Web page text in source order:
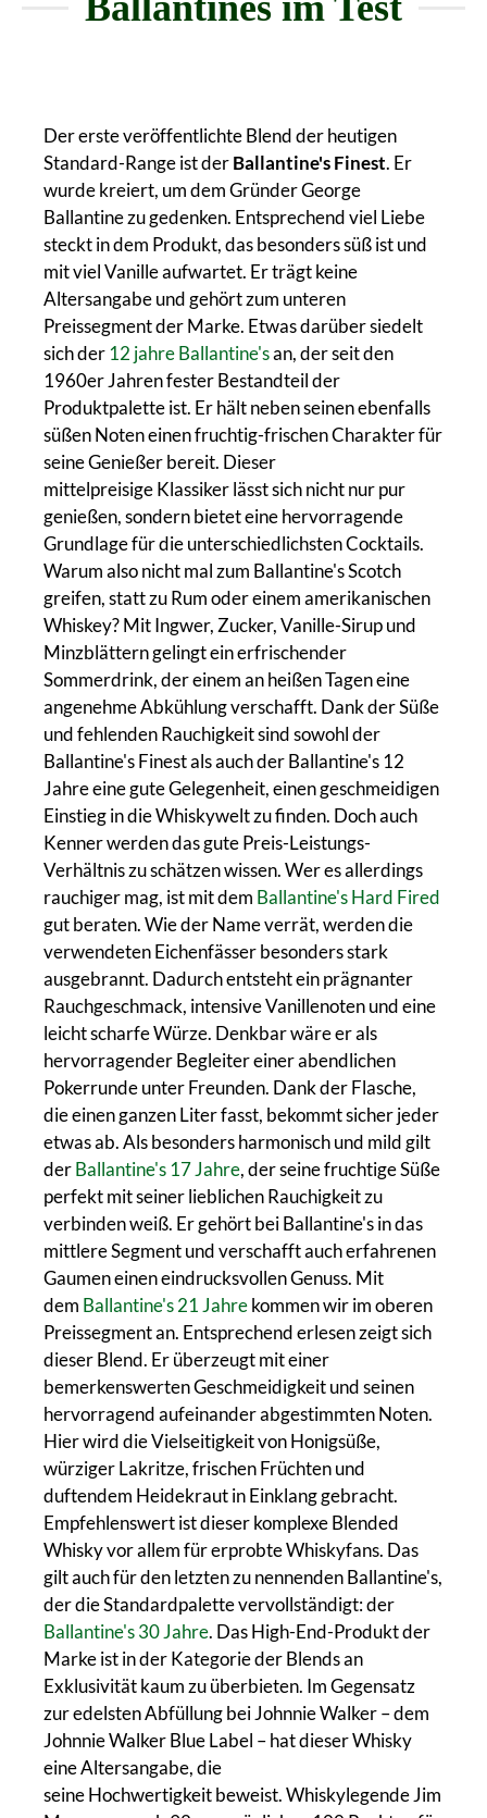
Der erste veröffentlichte Blend der heutigen
Standard-Range ist derBallantine's Finest. Er
wurde kreiert, um dem Gründer George
Ballantine zu gedenken. Entsprechend viel Liebe
steckt in dem Produkt, das besonders süß ist und
mit viel Vanille aufwartet. Er trägt keine
Altersangabe und gehört zum unteren
Preissegment der Marke. Etwas darüber siedelt
sich der12 jahre Ballantine'san, der seit den
1960er Jahren fester Bestandteil der
Produktpalette ist. Er hält neben seinen ebenfalls
süßen Noten einen fruchtig-frischen Charakter für
seine Genießer bereit. Dieser
mittelpreisige Klassiker lässt sich nicht nur pur
genießen, sondern bietet eine hervorragende
Grundlage für die unterschiedlichsten Cocktails.
Warum also nicht mal zum Ballantine's Scotch
greifen, statt zu Rum oder einem amerikanischen
Whiskey? Mit Ingwer, Zucker, Vanille-Sirup und
Minzblättern gelingt ein erfrischender
Sommerdrink, der einem an heißen Tagen eine
angenehme Abkühlung verschafft. Dank der Süße
und fehlenden Rauchigkeit sind sowohl der
Ballantine's Finest als auch der Ballantine's 12
Jahre eine gute Gelegenheit, einen geschmeidigen
Einstieg in die Whiskywelt zu finden. Doch auch
Kenner werden das gute Preis-Leistungs-
Verhältnis zu schätzen wissen. Wer es allerdings
rauchiger mag, ist mit dem Ballantine's Hard Fired
gut beraten. Wie der Name verrät, werden die
verwendeten Eichenfässer besonders stark
ausgebrannt. Dadurch entsteht ein prägnanter
Rauchgeschmack, intensive Vanillenoten und eine
leicht scharfe Würze. Denkbar wäre er als
hervorragender Begleiter einer abendlichen
Pokerrunde unter Freunden. Dank der Flasche,
die einen ganzen Liter fasst, bekommt sicher jeder
etwas ab. Als besonders harmonisch und mild gilt
derBallantine's 17 Jahre, der seine fruchtige Süße
perfekt mit seiner lieblichen Rauchigkeit zu
verbinden weiß. Er gehört bei Ballantine's in das
mittlere Segment und verschafft auch erfahrenen
Gaumen einen eindrucksvollen Genuss. Mit
dem Ballantine's 21 Jahrekommen wir im oberen
Preissegment an. Entsprechend erlesen zeigt sich
dieser Blend. Er überzeugt mit einer
bemerkenswerten Geschmeidigkeit und seinen
hervorragend aufeinander abgestimmten Noten.
Hier wird die Vielseitigkeit von Honigsüße,
würziger Lakritze, frischen Früchten und
duftendem Heidekraut in Einklang gebracht.
Empfehlenswert ist dieser komplexe Blended
Whisky vor allem für erprobte Whiskyfans. Das
gilt auch für den letzten zu nennenden Ballantine's,
der die Standardpalette vervollständigt: der
Ballantine's 30 Jahre. Das High-End-Produkt der
Marke ist in der Kategorie der Blends an
Exklusivität kaum zu überbieten. Im Gegensatz
zur edelsten Abfüllung bei Johnnie Walker – dem
Johnnie Walker Blue Label – hat dieser Whisky
eine Altersangabe, die
seine Hochwertigkeit beweist. Whiskylegende Jim